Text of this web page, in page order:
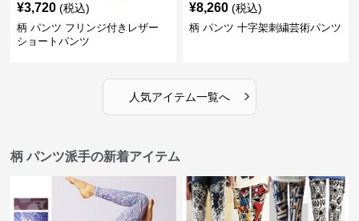
¥3,720 (税込)
柄 パンツ フリンジ付きレザー
ショートパンツ
¥8,260 (税込)
柄 パンツ 十字架刺繍芸術パンツ
人気アイテム一覧へ ›
柄 パンツ派手の新着アイテム